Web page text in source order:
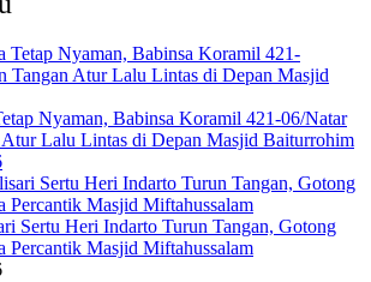
Nyaman, Babinsa Koramil 421-06/Natar
Atur Lalu Lintas di Depan Masjid Baiturrohim
Sertu Heri Indarto Turun Tangan, Gotong
Percantik Masjid Miftahussalam